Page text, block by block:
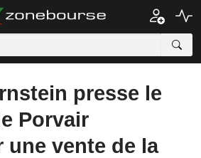
presse le
Porvair
une vente de la